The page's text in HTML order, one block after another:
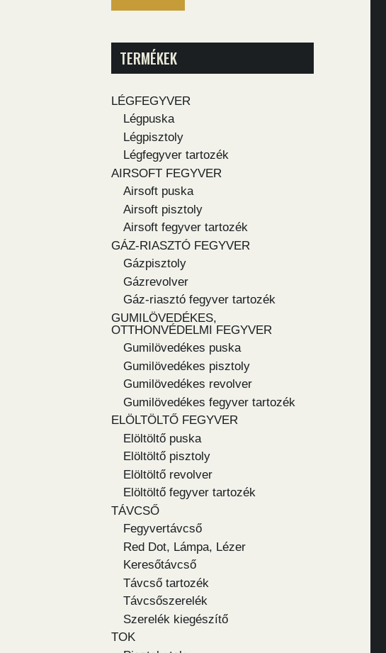
TERMÉKEK
LÉGFEGYVER
Légpuska
Légpisztoly
Légfegyver tartozék
AIRSOFT FEGYVER
Airsoft puska
Airsoft pisztoly
Airsoft fegyver tartozék
GÁZ-RIASZTÓ FEGYVER
Gázpisztoly
Gázrevolver
Gáz-riasztó fegyver tartozék
GUMILÖVEDÉKES,
OTTHONVÉDELMI FEGYVER
Gumilövedékes puska
Gumilövedékes pisztoly
Gumilövedékes revolver
Gumilövedékes fegyver tartozék
ELÖLTÖLTŐ FEGYVER
Elöltöltő puska
Elöltöltő pisztoly
Elöltöltő revolver
Elöltöltő fegyver tartozék
TÁVCSŐ
Fegyvertávcső
Red Dot, Lámpa, Lézer
Keresőtávcső
Távcső tartozék
Távcsőszerelék
Szerelék kiegészítő
TOK